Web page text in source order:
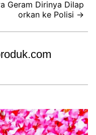
Geram Dirinya Dilap
orkan ke Polisi →